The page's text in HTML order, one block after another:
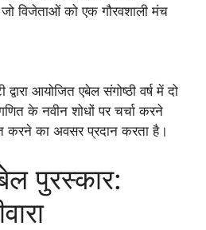
विजेताओं को एक गौरवशाली मंच
द्वारा आयोजित एबेल संगोष्ठी वर्ष में दो
के नवीन शोधों पर चर्चा करने
करने का अवसर प्रदान करता है।
पुरस्कार: